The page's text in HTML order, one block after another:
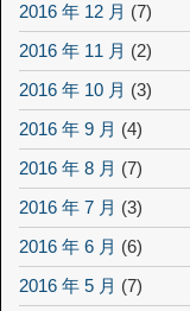
2016 年 12 月 (7)
2016 年 11 月 (2)
2016 年 10 月 (3)
2016 年 9 月 (4)
2016 年 8 月 (7)
2016 年 7 月 (3)
2016 年 6 月 (6)
2016 年 5 月 (7)